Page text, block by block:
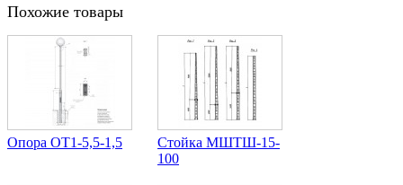
Похожие товары
Опора ОТ1-5,5-1,5
Стойка МШТШ-15-
100